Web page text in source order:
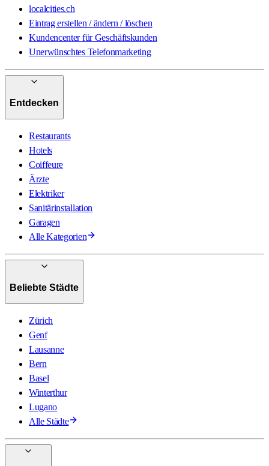
localcities.ch
Eintrag erstellen / ändern / löschen
Kundencenter für Geschäftskunden
Unerwünschtes Telefonmarketing
Entdecken
Restaurants
Hotels
Coiffeure
Ärzte
Elektriker
Sanitärinstallation
Garagen
Alle Kategorien
Beliebte Städte
Zürich
Genf
Lausanne
Bern
Basel
Winterthur
Lugano
Alle Städte